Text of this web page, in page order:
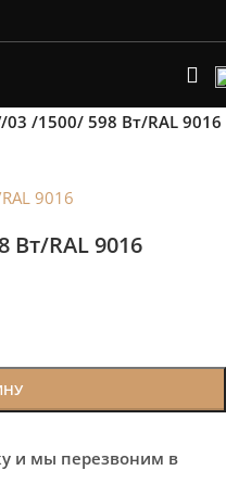
на подбор
от 3х вариантов | В
заказ
5%
03 /1500/ 598 Bт/RAL 9016
Bт/RAL 9016
и мы перезвоним в